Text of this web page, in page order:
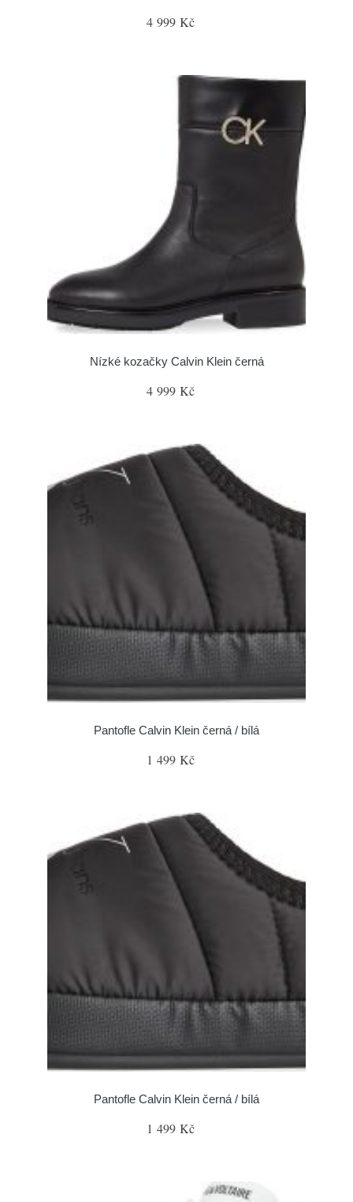
4 999 Kč
Nízké kozačky Calvin Klein černá
4 999 Kč
Pantofle Calvin Klein černá / bílá
1 499 Kč
Pantofle Calvin Klein černá / bílá
1 499 Kč